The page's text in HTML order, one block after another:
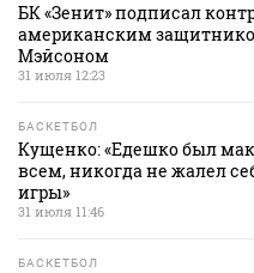
БК «Зенит» подписал
американским
Мэйсоном
31 июля 12:23
БАСКЕТБОЛ
Кущенко: «Едешко был
всем, никогда не жалел
игры»
31 июля 11:46
БАСКЕТБОЛ